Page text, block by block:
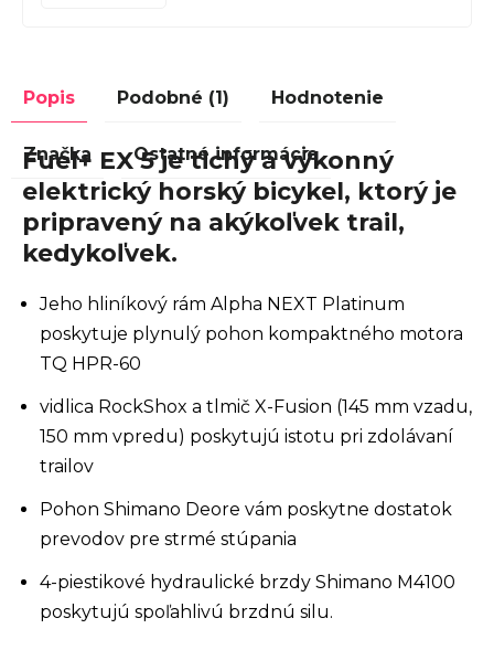
Popis Podobné (1) Hodnotenie
Značka Ostatné informácie
Fuel+ EX 5 je tichý a výkonný
elektrický horský bicykel, ktorý je
pripravený na akýkoľvek trail,
kedykoľvek.
Jeho hliníkový rám Alpha NEXT Platinum
poskytuje plynulý pohon kompaktného motora
TQ HPR-60
vidlica RockShox a tlmič X-Fusion (145 mm vzadu,
150 mm vpredu) poskytujú istotu pri zdolávaní
trailov
Pohon Shimano Deore vám poskytne dostatok
prevodov pre strmé stúpania
4-piestikové hydraulické brzdy Shimano M4100
poskytujú spoľahlivú brzdnú silu.